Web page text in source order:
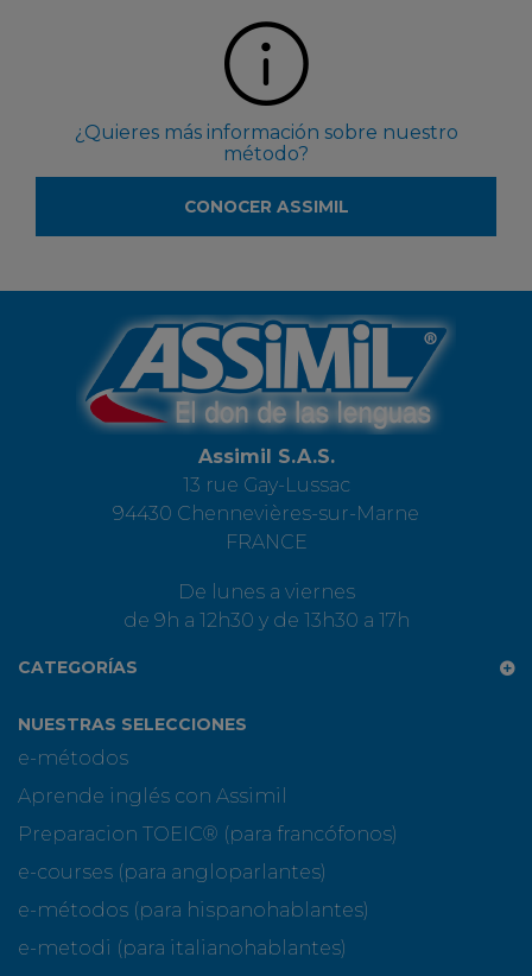
¿Quieres más información sobre nuestro
método?
CONOCER ASSIMIL
Assimil S.A.S.
13 rue Gay-Lussac
94430 Chennevières-sur-Marne
FRANCE
De lunes a viernes
de 9h a 12h30 y de 13h30 a 17h
CATEGORÍAS
NUESTRAS SELECCIONES
e-métodos
Aprende inglés con Assimil
Preparacion TOEIC® (para francófonos)
e-courses (para angloparlantes)
e-métodos (para hispanohablantes)
e-metodi (para italianohablantes)